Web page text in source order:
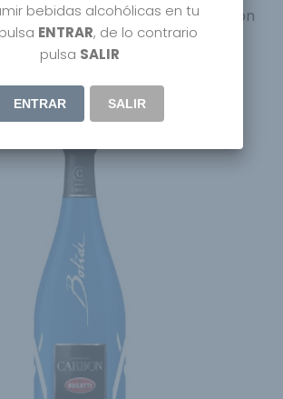
Bugatti Limited Edition Chiron
bebidas alcohólicas en tu
ENTRAR, de lo contrario
pulsa SALIR
ENTRAR SALIR